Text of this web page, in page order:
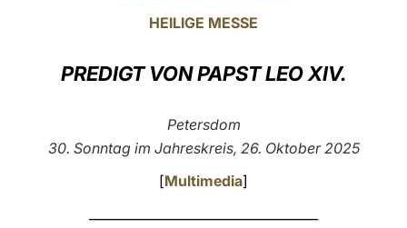
LATINE
HEILIGE MESSE
PREDIGT VON PAPST LEO XIV.
Petersdom
30. Sonntag im Jahreskreis, 26. Oktober 2025
[Multimedia]